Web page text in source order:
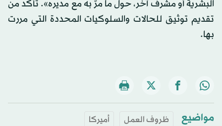
البشرية أو مشرف آخر، حول ما مرّ به مع مديره». تأكد من
تقديم توثيق للحالات والسلوكيات المحددة التي مررت
بها.
مواضيع ظروف العمل أميركا